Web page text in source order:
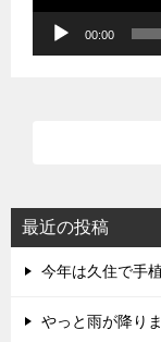
00:00
最近の投稿
今年は久住で手
やっと雨が降り